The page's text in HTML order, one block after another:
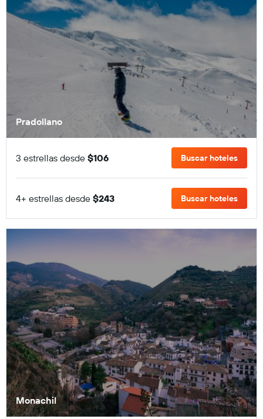
Pradollano
3 estrellas desde $106 Buscar hoteles
4+ estrellas desde $243 Buscar hoteles
Monachil